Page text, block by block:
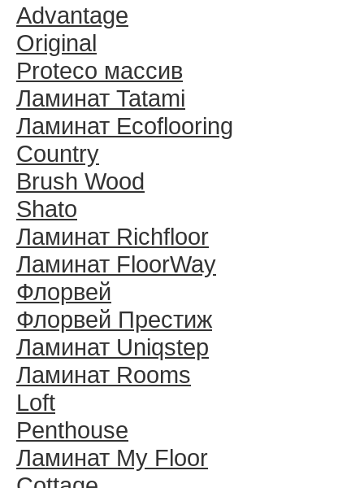
Advantage
Original
Proteco массив
Ламинат Tatami
Ламинат Ecoflooring
Country
Brush Wood
Shato
Ламинат Richfloor
Ламинат FloorWay
Флорвей
Флорвей Престиж
Ламинат Uniqstep
Ламинат Rooms
Loft
Penthouse
Ламинат My Floor